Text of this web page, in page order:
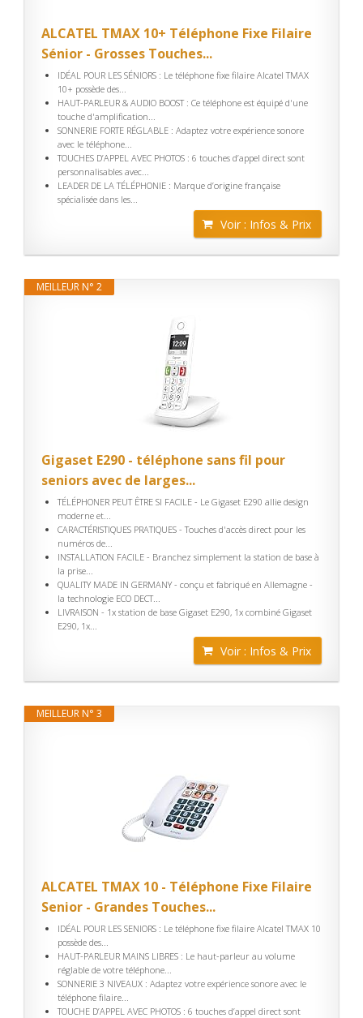
ALCATEL TMAX 10+ Téléphone Fixe Filaire
Sénior - Grosses Touches...
IDÉAL POUR LES SÉNIORS : Le téléphone fixe filaire Alcatel TMAX
10+ possède des...
HAUT-PARLEUR & AUDIO BOOST : Ce téléphone est équipé d'une
touche d'amplification...
SONNERIE FORTE RÉGLABLE : Adaptez votre expérience sonore
avec le téléphone...
TOUCHES D’APPEL AVEC PHOTOS : 6 touches d’appel direct sont
personnalisables avec...
LEADER DE LA TÉLÉPHONIE : Marque d’origine française
spécialisée dans les...
Voir : Infos & Prix
MEILLEUR N° 2
Gigaset E290 - téléphone sans fil pour
seniors avec de larges...
TÉLÉPHONER PEUT ÊTRE SI FACILE - Le Gigaset E290 allie design
moderne et...
CARACTÉRISTIQUES PRATIQUES - Touches d'accès direct pour les
numéros de...
INSTALLATION FACILE - Branchez simplement la station de base à
la prise...
QUALITY MADE IN GERMANY - conçu et fabriqué en Allemagne -
la technologie ECO DECT...
LIVRAISON - 1x station de base Gigaset E290, 1x combiné Gigaset
E290, 1x...
Voir : Infos & Prix
MEILLEUR N° 3
ALCATEL TMAX 10 - Téléphone Fixe Filaire
Senior - Grandes Touches...
IDÉAL POUR LES SENIORS : Le téléphone fixe filaire Alcatel TMAX 10
possède des...
HAUT-PARLEUR MAINS LIBRES : Le haut-parleur au volume
réglable de votre téléphone...
SONNERIE 3 NIVEAUX : Adaptez votre expérience sonore avec le
téléphone filaire...
TOUCHE D’APPEL AVEC PHOTOS : 6 touches d’appel direct sont